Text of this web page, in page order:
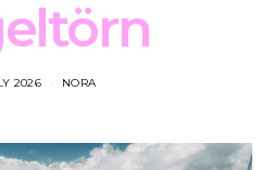
2026 NORA